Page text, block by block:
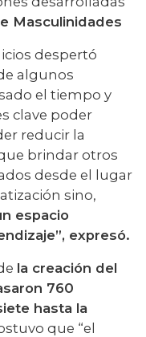
Masculinidades
despertó
algunos
el tiempo y
clave poder
reducir la
brindar otros
desde el lugar
sino,
espacio
expresó.
la creación del
760
hasta la
que “el